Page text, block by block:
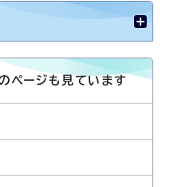
ページも見ています